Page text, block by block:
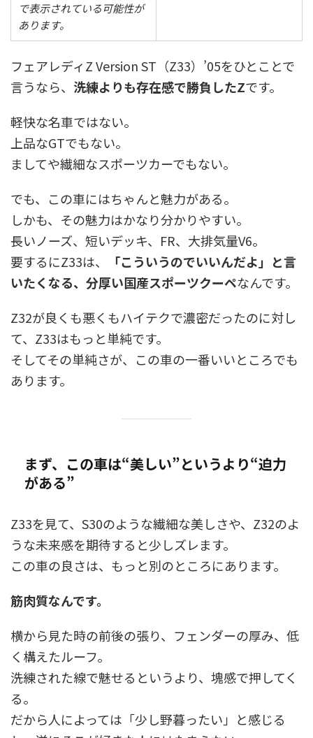
で表示されている可能性が
あります。
フェアレディZ Version ST（Z33）’05をひとことで
言うなら、 洗練よりも存在感で勝負したZです。
軽快な名車ではない。
上品なGTでもない。
ましてや繊細なスポーツカーでもない。
でも、この車にはちゃんと魅力がある。
しかも、その魅力はかなり分かりやすい。
長いノーズ、短いデッキ、FR、大排気量V6。
要するにZ33は、
「こういうのでいいんだよ」と言
いたくなる、分厚い国産スポーツクーペなんです。
Z32が良くも悪くもハイテクで濃密だったのに対し
て、Z33はもっと単純です。
そしてその単純さが、この車の一番いいところでも
あります。
まず、この車は“美しい”というより“迫力
がある”
Z33を見て、S30のような繊細な美しさや、Z32のよ
うな未来感を期待すると少しズレます。
この車の良さは、もっと別のところにあります。
筋肉質なんです。
横から見た時の前後の張り、フェンダーの厚み、低
く構えたルーフ。
洗練された線で魅せるというより、塊感で押してく
る。
だから人によっては「少し野暮ったい」と感じる